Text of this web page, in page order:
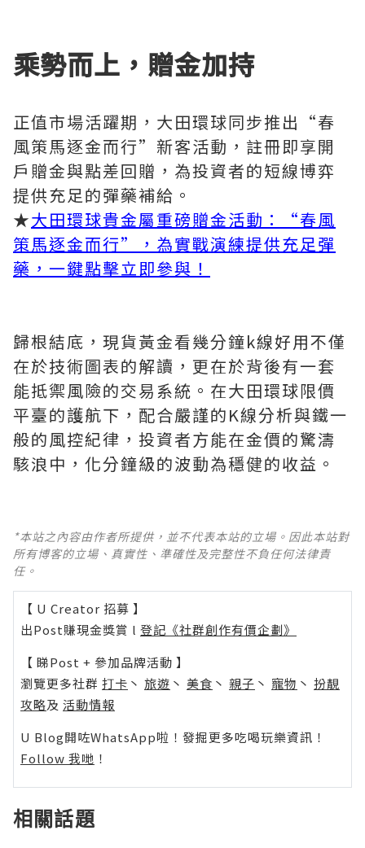
乘勢而上，贈金加持
正值市場活躍期，大田環球同步推出“春
風策馬逐金而行”新客活動，註冊即享開
戶贈金與點差回贈，為投資者的短線博弈
提供充足的彈藥補給。
★大田環球貴金屬重磅贈金活動：“春風
策馬逐金而行”，為實戰演練提供充足彈
藥，一鍵點擊立即參與！
歸根結底，現貨黃金看幾分鐘k線好用不僅
在於技術圖表的解讀，更在於背後有一套
能抵禦風險的交易系統。在大田環球限價
平臺的護航下，配合嚴謹的K線分析與鐵一
般的風控紀律，投資者方能在金價的驚濤
駭浪中，化分鐘級的波動為穩健的收益。
*本站之內容由作者所提供，並不代表本站的立場。因此本站對
所有博客的立場、真實性、準確性及完整性不負任何法律責
任。
【 U Creator 招募 】
出Post賺現金獎賞 l 登記《社群創作有價企劃》
【 睇Post + 參加品牌活動 】
瀏覽更多社群 打卡 丶 旅遊 丶 美食 丶 親子 丶 寵物 丶 扮靚
攻略及 活動情報
U Blog開咗WhatsApp啦！發掘更多吃喝玩樂資訊！
Follow 我哋 ！
相關話題